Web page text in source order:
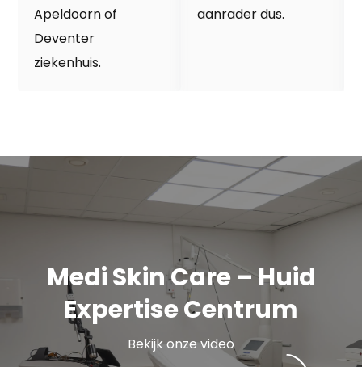
Apeldoorn of
Deventer
ziekenhuis.
aanrader dus.
Medi Skin Care – Huid
Expertise Centrum
Bekijk onze video